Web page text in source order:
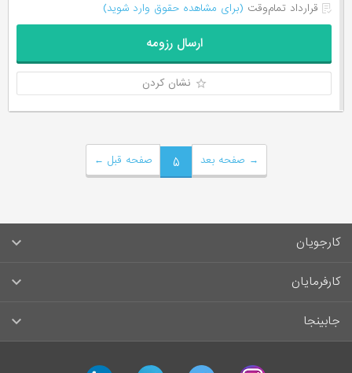
قرارداد تمام‌وقت (برای مشاهده حقوق وارد شوید)
ارسال رزومه
نشان کردن
← صفحه قبل ۵ صفحه بعد →
کارجویان
سوالات متداول کارجویان
لیست مشاغل
کارفرمایان
راهنمای ثبت آگهی استخدام
جابینجا